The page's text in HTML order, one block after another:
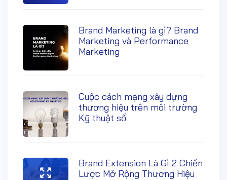
Brand Marketing là gì? Brand
Marketing và Performance
Marketing
Cuộc cách mạng xây dựng
thương hiệu trên môi trường
Kỹ thuật số
Brand Extension Là Gì 2 Chiến
Lược Mở Rộng Thương Hiệu